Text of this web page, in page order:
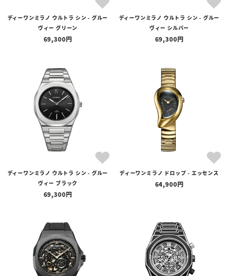
ディーワンミラノ ウルトラ シン - グルー
ヴィー グリーン
69,300
ディーワンミラノ ウルトラ シン - グルー
ヴィー シルバー
69,300
ディーワンミラノ ウルトラ シン - グルー
ヴィー ブラック
69,300
ディーワンミラノ ドロップ - エッセンス
64,900